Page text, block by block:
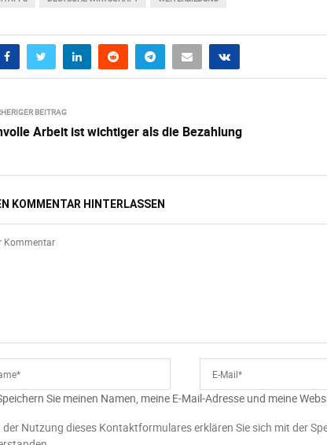
BEITRAG
Arbeit ist wichtiger als die Bezahlung
KOMMENTAR HINTERLASSEN
Sie meinen Namen, meine E-Mail-Adresse und meine
Nutzung dieses Kontaktformulares erklären Sie sich mit der